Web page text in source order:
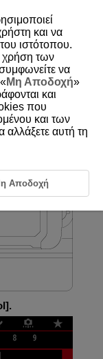
].
και να
ιστότοπου.
χρήση των
να
Μη Αποδοχή»
και
που
και των
αλλάξετε αυτή τη
Αποδοχή